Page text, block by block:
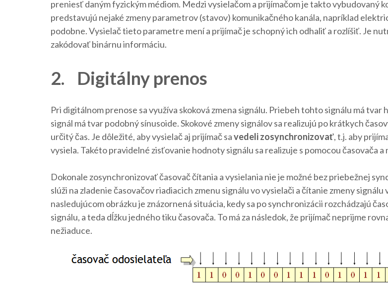
preniesť daným fyzickým médiom. Medzi vysielačom a prijímačom je takto vybudovaný
predstavujú nejaké zmeny parametrov (stavov) komunikačného kanála, napríklad
podobne. Vysielač tieto parametre mení a prijímač je schopný ich odhaliť a rozlíšiť. Je
zakódovať binárnu informáciu.
2. Digitálny prenos
Pri digitálnom prenose sa využíva skoková zmena signálu. Priebeh tohto signálu má
signál má tvar podobný sínusoide. Skokové zmeny signálov sa realizujú po krátkych
určitý čas. Je dôležité, aby vysielač aj prijímač savedeli zosynchronizovať, t.j. aby
vysiela. Takéto pravidelné zisťovanie hodnoty signálu sa realizuje s pomocou časovača a
Dokonale zosynchronizovať časovač čítania a vysielania nie je možné bez priebežnej
slúži na zladenie časovačov riadiacich zmenu signálu vo vysielači a čítanie zmeny
nasledujúcom obrázku je znázornená situácia, kedy sa po synchronizácii rozchádzajú
signálu, a teda dĺžku jedného tiku časovača. To má za následok, že prijímač neprijme
nežiaduce.